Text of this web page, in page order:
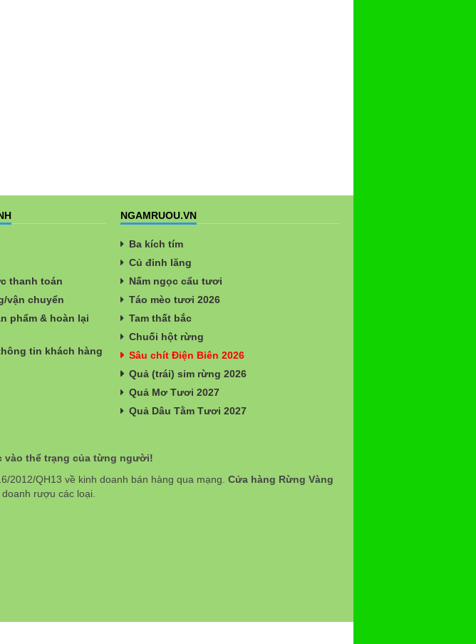
thanh toán
vận chuyển
phẩm & hoàn lại
tin khách hàng
NGAMRUOU.VN
Ba kích tím
Củ đinh lăng
Nấm ngọc cẩu tươi
Táo mèo tươi 2026
Tam thất bắc
Chuối hột rừng
Sâu chít Điện Biên 2026
Quả (trái) sim rừng 2026
Quả Mơ Tươi 2027
Quả Dâu Tằm Tươi 2027
vào thể trạng của từng người!
2012/QH13 về kinh doanh bán hàng qua mạng. Cửa hàng Rừng Vàng
rượu các loại.